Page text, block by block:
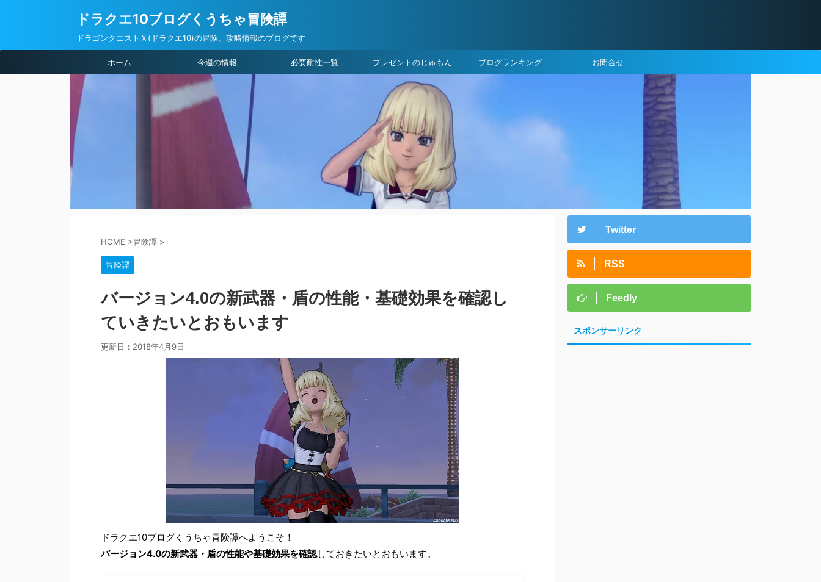
ドラクエ10ブログくうちゃ冒険譚
ドラゴンクエストＸ(ドラクエ10)の冒険、攻略情報のブログです
ホーム 今週の情報 必要耐性一覧 プレゼントのじゅもん ブログランキング お問合せ
HOME >冒険譚 >
冒険譚
バージョン4.0の新武器・盾の性能・基礎効果を確認し
ていきたいとおもいます
更新日： 2018年4月9日
ドラクエ10ブログくうちゃ冒険譚へようこそ！
バージョン4.0の新武器・盾の性能や基礎効果を確認しておきたいとおもいます。
Twitter
RSS
Feedly
スポンサーリンク